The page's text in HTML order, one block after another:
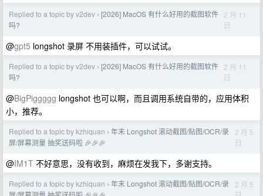
Replied to a topic by v2dev › [2026] MacOS 有什么好用的截图软件
吗?
2 月 11
日
@gpt5 longshot 录屏 不用装插件，可以试试。
Replied to a topic by v2dev › [2026] MacOS 有什么好用的截图软件
吗?
2 月 11
日
@BigPiggggg longshot 也可以啊，而且调用系统自带的，应用体积
小，推荐。
Replied to a topic by kzhiquan › 年末 Longshot 滚动截图/贴图/OCR/录
屏/屏幕测量 抽奖送码啦 🎉🎉🎉
2 月 5
日
@IM1T 不好意思，没有收到，麻烦在发我下，多谢支持。
Replied to a topic by kzhiquan › 年末 Longshot 滚动截图/贴图/OCR/录
2 月 5